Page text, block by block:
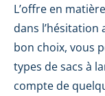
L’offre en
dans l’hésitation
bon choix, vous
types de sacs à
compte de